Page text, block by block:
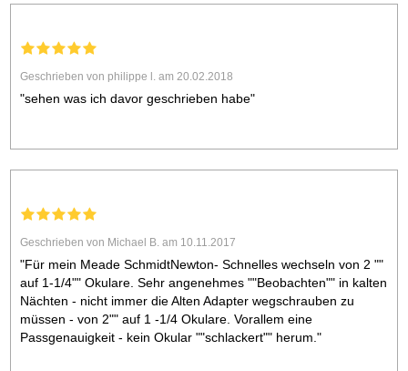
Geschrieben von philippe l. am 20.02.2018
"sehen was ich davor geschrieben habe"
Geschrieben von Michael B. am 10.11.2017
"Für mein Meade SchmidtNewton- Schnelles wechseln von 2 ""
auf 1-1/4"" Okulare. Sehr angenehmes ""Beobachten"" in kalten
Nächten - nicht immer die Alten Adapter wegschrauben zu
müssen - von 2"" auf 1 -1/4 Okulare. Vorallem eine
Passgenauigkeit - kein Okular ""schlackert"" herum."